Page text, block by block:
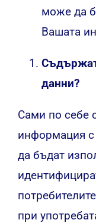
може да
Вашата
данни?
Сами по себе
информация с
да бъдат
при